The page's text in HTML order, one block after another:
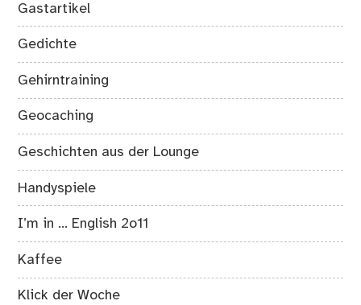
Gastartikel
Gedichte
Gehirntraining
Geocaching
Geschichten aus der Lounge
Handyspiele
I’m in … English 2o11
Kaffee
Klick der Woche